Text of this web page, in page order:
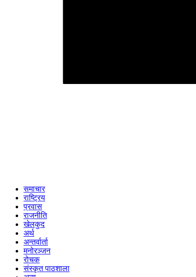
समाचार
राष्ट्रिय
प्रवास
राजनीति
खेलकुद
अर्थ
अन्तर्वार्ता
मनोरञ्जन
रोचक
संस्कृत पाठशाला